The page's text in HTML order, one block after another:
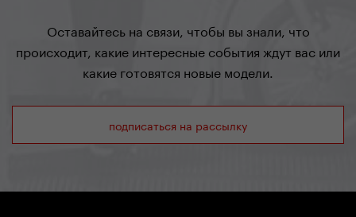
Оставайтесь на связи, чтобы вы знали, что
происходит, какие интересные события ждут вас или
какие готовятся новые модели.
подписаться на рассылку